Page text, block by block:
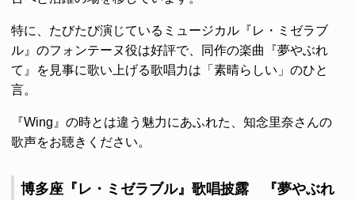
特に、たびたび演じているミュージカル『レ・ミゼラブ
ル』のフォンテーヌ役は好評で、同作の楽曲『夢やぶれ
て』を見事に歌い上げる歌唱力は「素晴らしい」のひと
言。
『Wing』の時とは違う魅力にあふれた、知念里奈さんの
歌声をお聴きください。
博多座『レ・ミゼラブル』歌唱披露 『夢やぶれ